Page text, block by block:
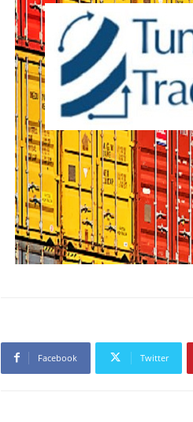
Facebook Twitter